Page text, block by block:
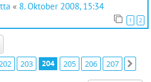
« 8. Oktober 2008, 15:34
1 2
207 203 204 205 206 207